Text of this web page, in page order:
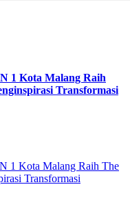
1 Kota Malang Raih
Transformasi